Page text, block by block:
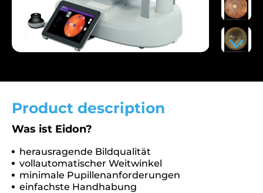
Product description
Was ist Eidon?
herausragende Bildqualität
vollautomatischer Weitwinkel
minimale Pupillenanforderungen
einfachste Handhabung